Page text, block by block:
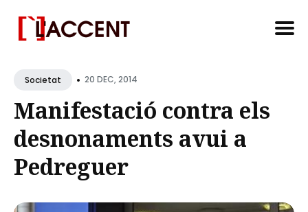
forSocietat • 20 DEC, 2014
Manifestació contra els
desnonaments avui a
Pedreguer